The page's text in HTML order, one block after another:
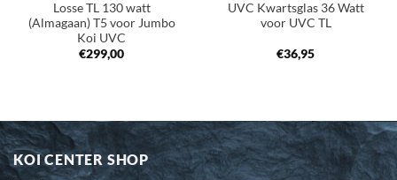
Losse TL 130 watt
(Almagaan) T5 voor Jumbo
Koi UVC
€299,00
UVC Kwartsglas 36 Watt
voor UVC TL
€36,95
KOI CENTER SHOP